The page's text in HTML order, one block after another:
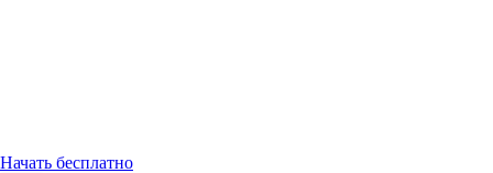
Начать бесплатно